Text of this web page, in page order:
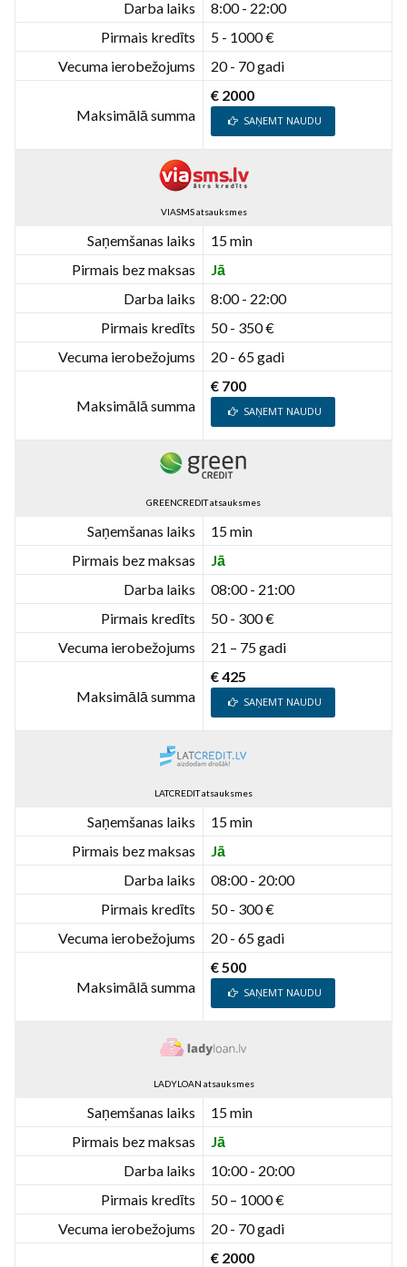
Darba laiks
8:00 - 22:00
Pirmais kredīts
5 - 1000 €
Vecuma ierobežojums
20 - 70 gadi
Maksimālā summa
€ 2000
SAŅEMT NAUDU
VIASMS atsauksmes
Saņemšanas laiks
15 min
Pirmais bez maksas
Jā
Darba laiks
8:00 - 22:00
Pirmais kredīts
50 - 350 €
Vecuma ierobežojums
20 - 65 gadi
Maksimālā summa
€ 700
SAŅEMT NAUDU
GREENCREDIT atsauksmes
Saņemšanas laiks
15 min
Pirmais bez maksas
Jā
Darba laiks
08:00 - 21:00
Pirmais kredīts
50 - 300 €
Vecuma ierobežojums
21 – 75 gadi
Maksimālā summa
€ 425
SAŅEMT NAUDU
LATCREDIT atsauksmes
Saņemšanas laiks
15 min
Pirmais bez maksas
Jā
Darba laiks
08:00 - 20:00
Pirmais kredīts
50 - 300 €
Vecuma ierobežojums
20 - 65 gadi
Maksimālā summa
€ 500
SAŅEMT NAUDU
LADYLOAN atsauksmes
Saņemšanas laiks
15 min
Pirmais bez maksas
Jā
Darba laiks
10:00 - 20:00
Pirmais kredīts
50 – 1000 €
Vecuma ierobežojums
20 - 70 gadi
€ 2000